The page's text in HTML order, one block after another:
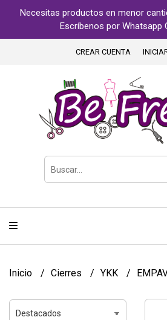
Necesitas productos en menor
Escríbenos por Whatsapp
CREAR CUENTA
Inicio Cierres YKK